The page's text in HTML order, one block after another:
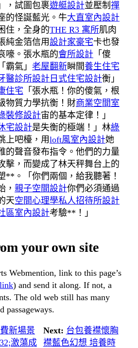
，試圖包裹遊艇設計並壓制 禪
的怪誕藍光。牛大直室內設計
住，全身的THE R3 寓所肌肉
純金箔信用設計家豪宅卡也發
嚎。張水瓶的會所設計 「傻
霸氣」 老屋翻新瞬間養生住宅
醫診所設計日式住宅設計衡」
住宅 「張水瓶！你的傻氣，根
物質力學抗衡！財商業空間室
裝修設計宙的基本定律！」
宅設計是失衡的極端！」林綠
上吧檯，用loft風室內設計她
的聲音發布指令。他們的力量
擊，而變成了林天秤舞台上的
**。「你們兩個，給我聽著！
， 親子空間設計你們必須通過
天空間心理學私人招待所設計
區室內設計考驗**！」
your own site
Webmention, link to this page’s
) and send it along. If not, a
The old web still has many
passageways.
新場景
激蕩成
Next: 台包養襟懷胸
襟藍色幻想 培養時